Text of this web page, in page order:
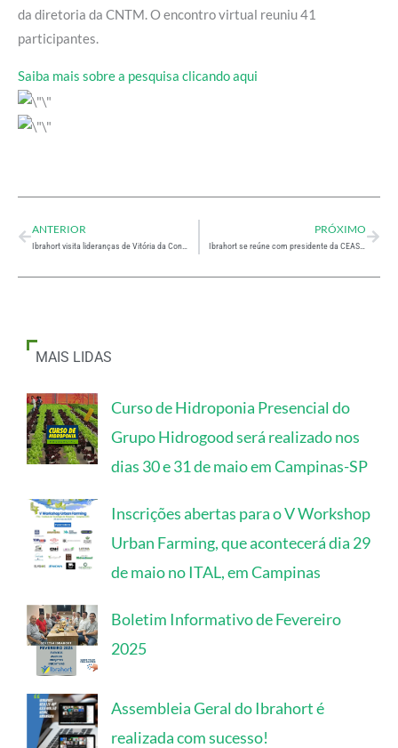
da diretoria da CNTM. O encontro virtual reuniu 41
participantes.
Saiba mais sobre a pesquisa clicando aqui
ANTERIOR PRÓXIMO
MAIS LIDAS
Curso de Hidroponia Presencial do
Grupo Hidrogood será realizado nos
dias 30 e 31 de maio em Campinas-SP
Inscrições abertas para o V Workshop
Urban Farming, que acontecerá dia 29
de maio no ITAL, em Campinas
Boletim Informativo de Fevereiro
2025
Assembleia Geral do Ibrahort é
realizada com sucesso!